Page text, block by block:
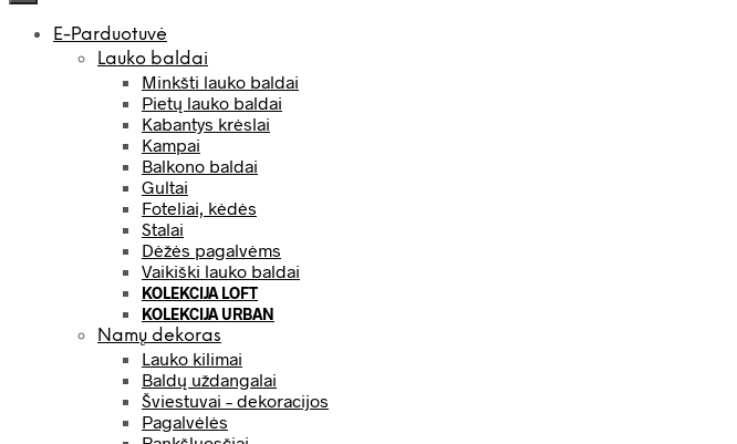
E-Parduotuvė
Lauko baldai
Minkšti lauko baldai
Pietų lauko baldai
Kabantys krėslai
Kampai
Balkono baldai
Gultai
Foteliai, kėdės
Stalai
Dėžės pagalvėms
Vaikiški lauko baldai
KOLEKCIJA LOFT
KOLEKCIJA URBAN
Namų dekoras
Lauko kilimai
Baldų uždangalai
Šviestuvai – dekoracijos
Pagalvėlės